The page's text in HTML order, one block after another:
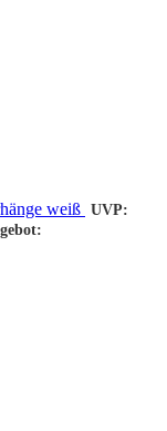
weiß UVP: